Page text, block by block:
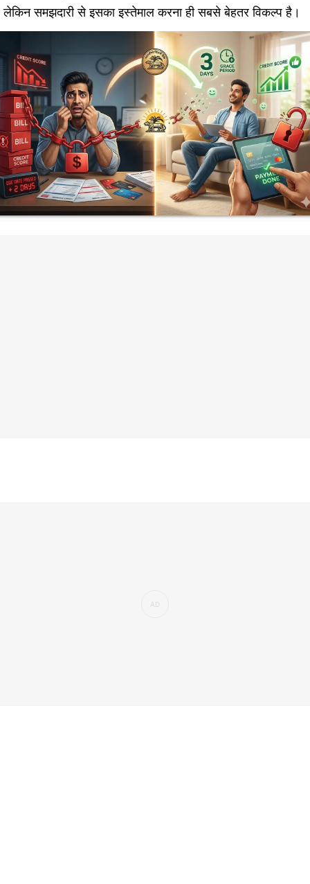
लेकिन समझदारी से इसका इस्तेमाल करना ही सबसे बेहतर विकल्प है।